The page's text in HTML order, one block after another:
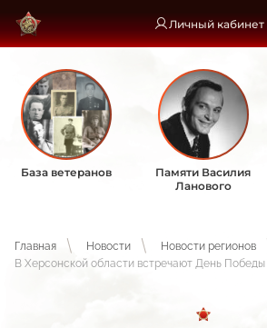
Личный кабинет
База ветеранов
Памяти Василия
Ланового
Главная Новости
Новости регионов
В Херсонской области встречают День Победы